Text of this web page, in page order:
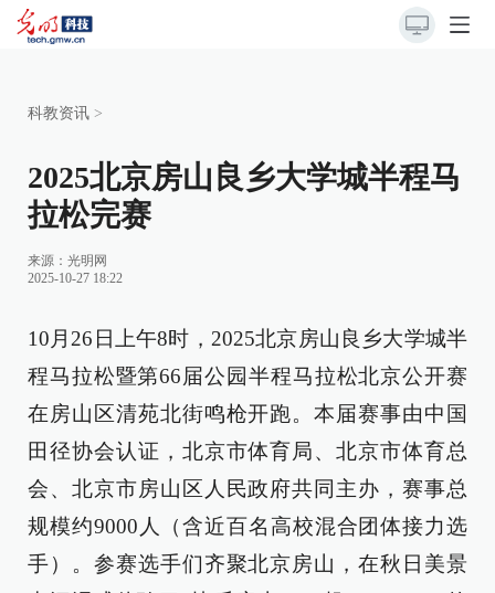
科教资讯 >
2025北京房山良乡大学城半程马
拉松完赛
来源： 光明网
2025-10-27 18:22
10月26日上午8时，2025北京房山良乡大学城半
程马拉松暨第66届公园半程马拉松北京公开赛
在房山区清苑北街鸣枪开跑。本届赛事由中国
田径协会认证，北京市体育局、北京市体育总
会、北京市房山区人民政府共同主办，赛事总
规模约9000人（含近百名高校混合团体接力选
手）。参赛选手们齐聚北京房山，在秋日美景